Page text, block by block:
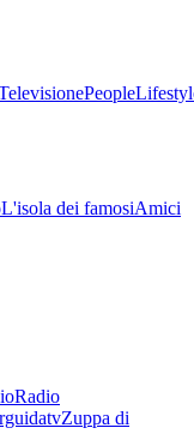
People
L'isola dei famosiAmici
Radio
Zuppa di